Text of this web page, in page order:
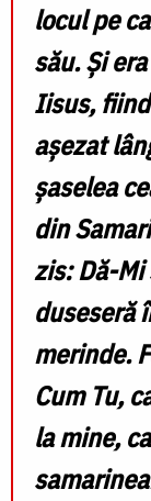
locul pe
său. Şi
Iisus,
aşezat
şaselea
din
zis: Dă-Mi
duseseră
merinde.
Cum Tu,
la mine,